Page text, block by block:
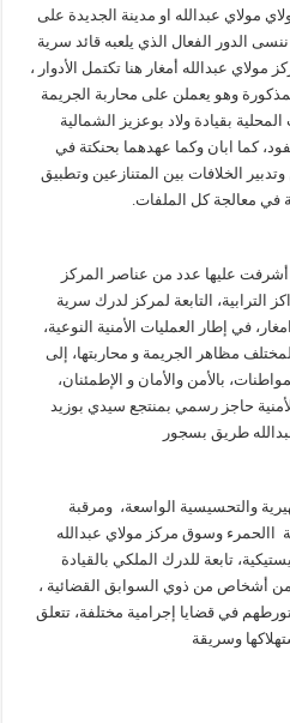
مولاي عبدالله او مدينة الجديدة على
الدور الفعال الذي يلعبه قائد سرية
عبدالله أمغار هنا تكتمل الأدوار ،
وهو يعملن على محاربة الجريمة
بقيادة ولاد بوعزيز الشمالية
كما ابان وكما عهدهما بحنكتة في
الخلافات بين المتنازعين وتطبيق
في معالجة كل الملفات.
أشرفت عليها عدد من عناصر المركز
الترابية، التابعة لمركز لدرك سرية
في إطار العمليات الأمنية النوعية،
مظاهر الجريمة و محاربتها، إلى
بالأمن والأمان و الإطمئنان،
حاجز رسمي بمنتجع سيدي بوزيد
طريق بسجور
والتحسيسية الواسعة، ومرقبة
االحمرء وسوق مركز مولاي عبدالله
تابعة للدرك الملكي بالقيادة
من أشخاص من ذوي السوابق القضائية ،
في قضايا إجرامية مختلفة، تتعلق
وسريقة